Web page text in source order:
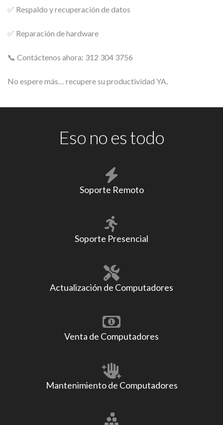
✅ Respaldo y recuperación de datos
✅ Reparación de hardware
📞 Contáctenos ahora: 312 304 3756
No espere más… recupere su productividad YA.
Eso no es todo
Soporte Remoto
Soporte Presencial
Actualización de Computadores
Venta de Computadores
Mantenimiento de Computadores